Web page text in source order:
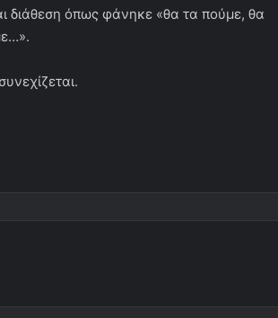
διάθεση όπως φάνηκε «θα τα πούμε, θα